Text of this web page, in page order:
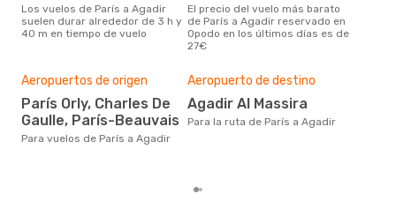
Los vuelos de París a Agadir
suelen durar alrededor de 3 h y
40 m en tiempo de vuelo
El precio del vuelo más barato
de París a Agadir reservado en
Opodo en los últimos días es de
27€
Aeropuertos de origen
París Orly, Charles De
Gaulle, París-Beauvais
Para vuelos de París a Agadir
Aeropuerto de destino
Agadir Al Massira
Para la ruta de París a Agadir